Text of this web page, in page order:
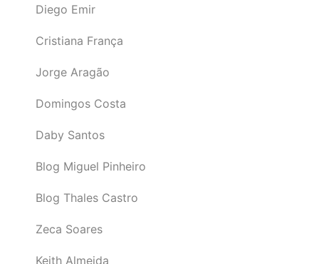
Diego Emir
Cristiana França
Jorge Aragão
Domingos Costa
Daby Santos
Blog Miguel Pinheiro
Blog Thales Castro
Zeca Soares
Keith Almeida